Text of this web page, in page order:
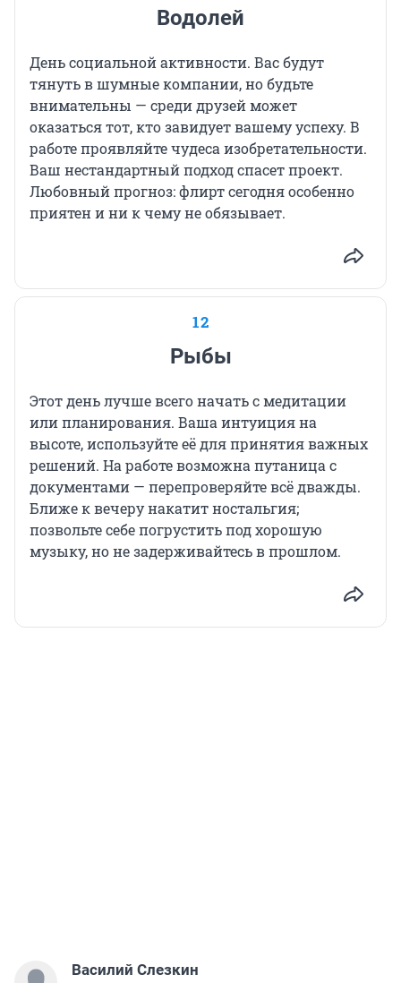
Водолей
День социальной активности. Вас будут
тянуть в шумные компании, но будьте
внимательны — среди друзей может
оказаться тот, кто завидует вашему успеху. В
работе проявляйте чудеса изобретательности.
Ваш нестандартный подход спасет проект.
Любовный прогноз: флирт сегодня особенно
приятен и ни к чему не обязывает.
12
Рыбы
Этот день лучше всего начать с медитации
или планирования. Ваша интуиция на
высоте, используйте её для принятия важных
решений. На работе возможна путаница с
документами — перепроверяйте всё дважды.
Ближе к вечеру накатит ностальгия;
позвольте себе погрустить под хорошую
музыку, но не задерживайтесь в прошлом.
Василий Слезкин